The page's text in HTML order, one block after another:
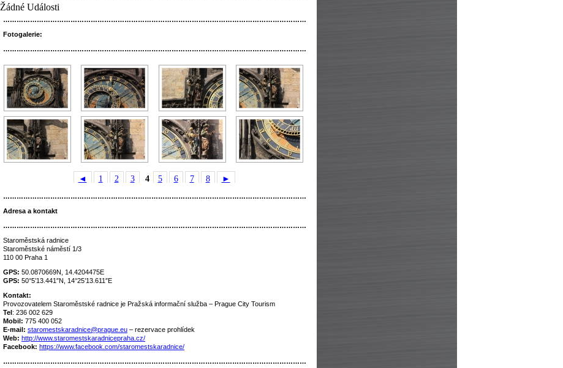
Žádné Události
………………………………………………………………………………………………………………………
Fotogalerie:
………………………………………………………………………………………………………………………
◄ 1 2 3 4 5 6 7 8 ►
………………………………………………………………………………………………………………………
Adresa a kontakt
………………………………………………………………………………………………………………………
Staroměstská radnice
Staroměstské náměstí 1/3
110 00 Praha 1
GPS: 50.0870669N, 14.4204475E
GPS: 50°5’13.441″N, 14°25’13.611″E
Kontakt:
Provozovatelem Staroměstské radnice je Pražská informační služba – Prague City Tourism
Tel: 236 002 629
Mobil: 775 400 052
E-mail: staromestskaradnice@prague.eu – rezervace prohlídek
Web: http://www.staromestskaradnicepraha.cz/
Facebook: https://www.facebook.com/staromestskaradnice/
………………………………………………………………………………………………………………………